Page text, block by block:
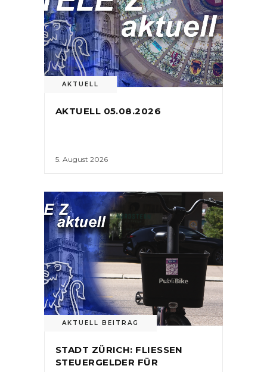
AKTUELL
AKTUELL 05.08.2026
5. August 2026
AKTUELL BEITRAG
STADT ZÜRICH: FLIESSEN
STEUERGELDER FÜR